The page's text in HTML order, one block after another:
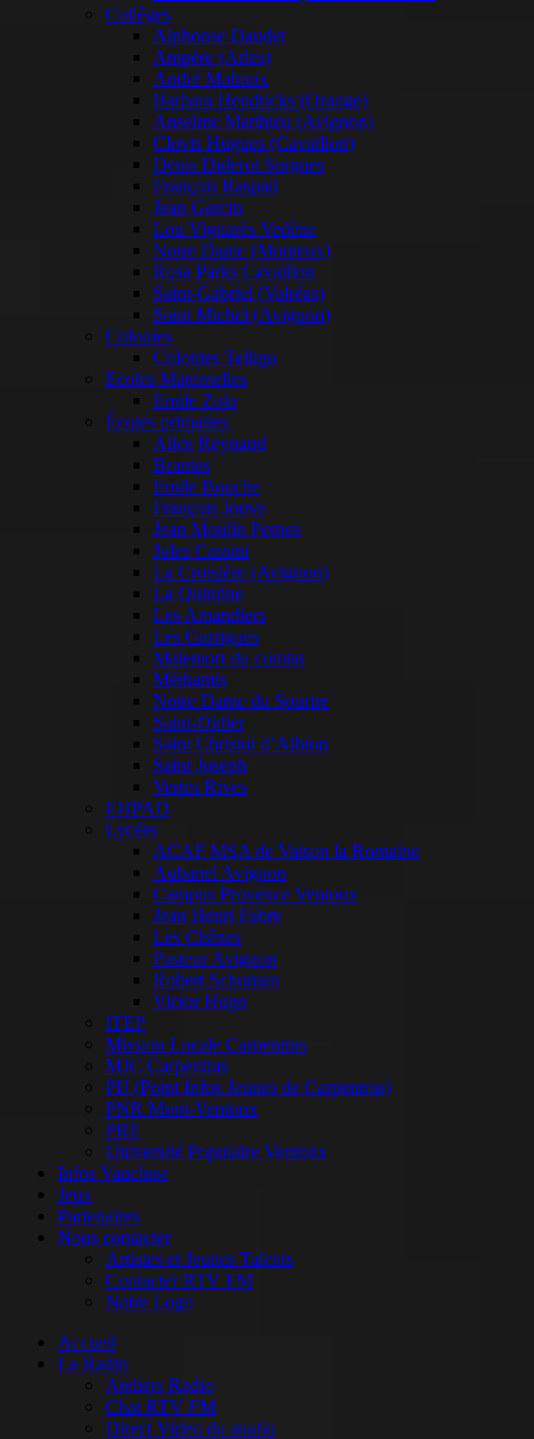
Collèges
Alphonse Daudet
Ampère (Arles)
André Malraux
Barbara Hendricks (Orange)
Anselme Matthieu (Avignon)
Clovis Hugues (Cavaillon)
Denis Diderot Sorgues
François Raspail
Jean Garcin
Lou Vignarès Vedène
Notre Dame (Monteux)
Rosa Parks Cavaillon
Saint-Gabriel (Valréas)
Saint Michel (Avignon)
Colonies
Colonies Telligo
Ecoles Maternelles
Emile Zola
Écoles primaires
Alice Reynaud
Brantes
Emile Bouche
François Jouve
Jean Moulin Pernes
Jules Cassini
La Croisière (Avignon)
La Quintine
Les Amandiers
Les Garrigues
Malemort du comtat
Méthamis
Notre Dame du Sourire
Saint-Didier
Saint Christol d’Albion
Saint Joseph
Vertes Rives
EHPAD
Lycées
ACAF MSA de Vaison la Romaine
Aubanel Avignon
Campus Provence Ventoux
Jean Henri Fabre
Les Chênes
Pasteur Avignon
Robert Schuman
Victor Hugo
ITEP
Mission Locale Carpentras
MJC Carpentras
PIJ (Point Infos Jeunes de Carpentras)
PNR Mont-Ventoux
PRE
Université Populaire Ventoux
Infos Vaucluse
Jeux
Partenaires
Nous contacter
Artistes et Jeunes Talents
Contacter RTV FM
Notre Logo
Accueil
La Radio
Ateliers Radio
Chat RTV FM
Direct Video du studio